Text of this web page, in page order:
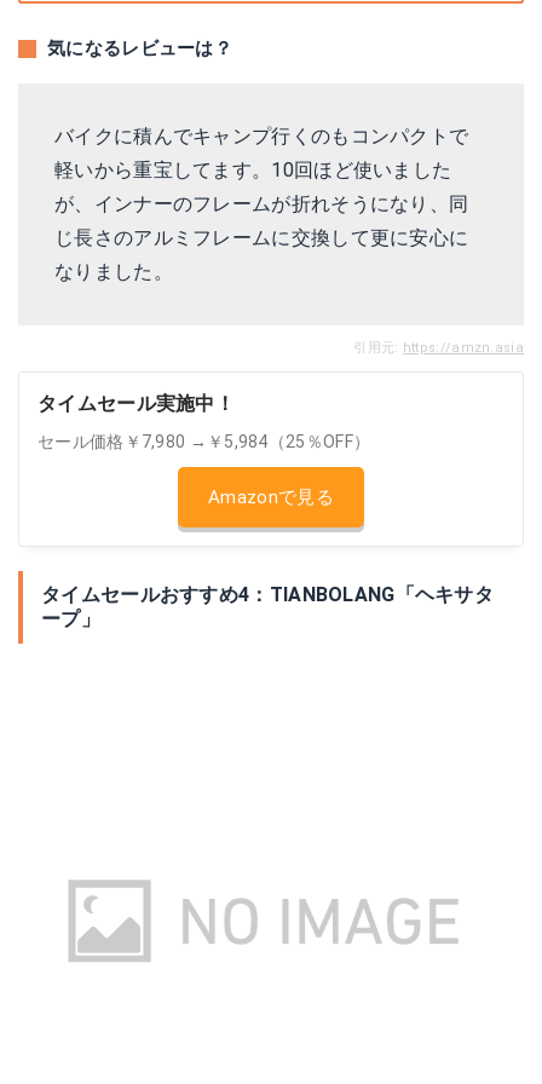
気になるレビューは？
バイクに積んでキャンプ行くのもコンパクトで
軽いから重宝してます。10回ほど使いました
が、インナーのフレームが折れそうになり、同
じ長さのアルミフレームに交換して更に安心に
なりました。
引用元: https://amzn.asia
タイムセール実施中！
セール価格￥7,980 →￥5,984（25％OFF）
Amazonで見る
タイムセールおすすめ4：TIANBOLANG「ヘキサタ
ープ」